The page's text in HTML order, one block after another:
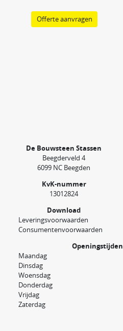
Offerte aanvragen
De Bouwsteen Stassen
Beegderveld 4
6099 NC Beegden
KvK-nummer
13012824
Download
Leveringsvoorwaarden
Consumentenvoorwaarden
Openingstijden
Maandag
Dinsdag
Woensdag
Donderdag
Vrijdag
Zaterdag